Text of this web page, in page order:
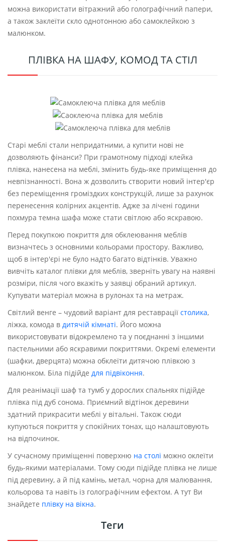
можна використати вітражний або голографічний папери,
а також заклеїти скло однотонною або самоклейкою з
малюнком.
ПЛІВКА НА ШАФУ, КОМОД ТА СТІЛ
Старі меблі стали непридатними, а купити нові не
дозволяють фінанси? При грамотному підході клейка
плівка, нанесена на меблі, змінить будь-яке приміщення до
невпізнанності. Вона ж дозволить створити новий інтер'єр
без переміщення громіздких конструкцій, лише за рахунок
перенесення колірних акцентів. Адже за лічені години
похмура темна шафа може стати світлою або яскравою.
Перед покупкою покриття для обклеювання меблів
визначтесь з основними кольорами простору. Важливо,
щоб в інтер'єрі не було надто багато відтінків. Уважно
вивчіть каталог плівки для меблів, зверніть увагу на наявні
розміри, після чого вкажіть у заявці обраний артикул.
Купувати матеріал можна в рулонах та на метраж.
Світлий венге – чудовий варіант для реставрації столика,
ліжка, комода в дитячій кімнаті. Його можна
використовувати відокремлено та у поєднанні з іншими
пастельними або яскравими покриттями. Окремі елементи
(шафки, дверцята) можна обклеїти дитячою плівкою з
малюнком. Біла підійде для підвіконня.
Для реанімації шаф та тумб у дорослих спальнях підійде
плівка під дуб сонома. Приємний відтінок деревини
здатний прикрасити меблі у вітальні. Також сюди
купуються покриття у спокійних тонах, що налаштовують
на відпочинок.
У сучасному приміщенні поверхню на столі можно оклеїти
будь-якими матеріалами. Тому сюди підійде плівка не лише
під деревину, а й під камінь, метал, чорна для малювання,
кольорова та навіть із голографічним ефектом. А тут Ви
знайдете плівку на вікна.
Теги